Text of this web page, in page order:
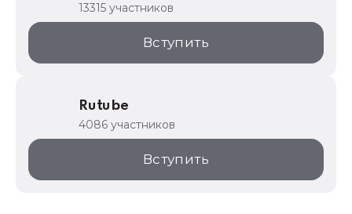
13315 участников
Вступить
Rutube
4086 участников
Вступить